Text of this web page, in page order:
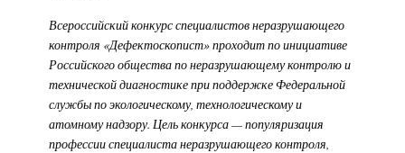
Всероссийский конкурс специалистов неразрушающего
контроля «Дефектоскопист» проходит по инициативе
Российского общества по неразрушающему контролю и
технической диагностике при поддержке Федеральной
службы по экологическому, технологическому и
атомному надзору. Цель конкурса — популяризация
профессии специалиста неразрушающего контроля,